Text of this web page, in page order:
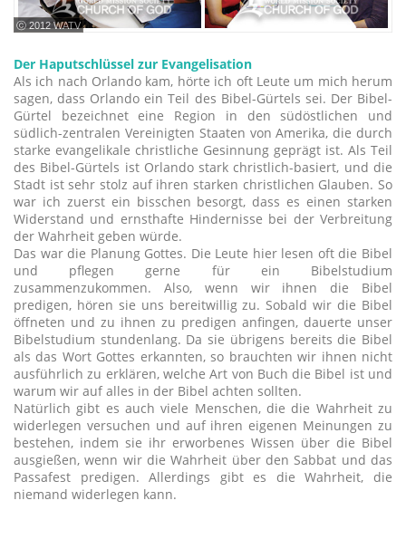
ⓒ 2012 WATV
Der Haputschlüssel zur Evangelisation
Als ich nach Orlando kam, hörte ich oft Leute um mich herum
sagen, dass Orlando ein Teil des Bibel-Gürtels sei. Der Bibel-
Gürtel bezeichnet eine Region in den südöstlichen und
südlich-zentralen Vereinigten Staaten von Amerika, die durch
starke evangelikale christliche Gesinnung geprägt ist. Als Teil
des Bibel-Gürtels ist Orlando stark christlich-basiert, und die
Stadt ist sehr stolz auf ihren starken christlichen Glauben. So
war ich zuerst ein bisschen besorgt, dass es einen starken
Widerstand und ernsthafte Hindernisse bei der Verbreitung
der Wahrheit geben würde.
Das war die Planung Gottes. Die Leute hier lesen oft die Bibel
und pflegen gerne für ein Bibelstudium
zusammenzukommen. Also, wenn wir ihnen die Bibel
predigen, hören sie uns bereitwillig zu. Sobald wir die Bibel
öffneten und zu ihnen zu predigen anfingen, dauerte unser
Bibelstudium stundenlang. Da sie übrigens bereits die Bibel
als das Wort Gottes erkannten, so brauchten wir ihnen nicht
ausführlich zu erklären, welche Art von Buch die Bibel ist und
warum wir auf alles in der Bibel achten sollten.
Natürlich gibt es auch viele Menschen, die die Wahrheit zu
widerlegen versuchen und auf ihren eigenen Meinungen zu
bestehen, indem sie ihr erworbenes Wissen über die Bibel
ausgießen, wenn wir die Wahrheit über den Sabbat und das
Passafest predigen. Allerdings gibt es die Wahrheit, die
niemand widerlegen kann.